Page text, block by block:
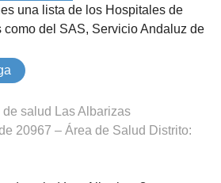
una lista de los Hospitales de
como del SAS, Servicio Andaluz de
salud Las Albarizas
20967 – Área de Salud Distrito: